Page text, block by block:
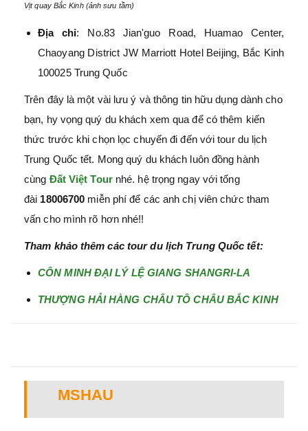
Vịt quay Bắc Kinh (ảnh sưu tầm)
Địa chỉ: No.83 Jian'guo Road, Huamao Center,
Chaoyang District JW Marriott Hotel Beijing, Bắc Kinh
100025 Trung Quốc
Trên đây là một vài lưu ý và thông tin hữu dụng dành cho
bạn, hy vọng quý du khách xem qua để có thêm kiến
thức trước khi chọn lọc chuyến đi đến với tour du lịch
Trung Quốc tết. Mong quý du khách luôn đồng hành
cùng Đất Việt Tour nhé. hệ trọng ngay với tổng
đài 18006700 miễn phí để các anh chị viên chức tham
vấn cho mình rõ hơn nhé!!
Tham khảo thêm các tour du lịch Trung Quốc tết:
CÔN MINH ĐẠI LÝ LỆ GIANG SHANGRI-LA
THƯỢNG HẢI HÀNG CHÂU TÔ CHÂU BẮC KINH
MSHAU